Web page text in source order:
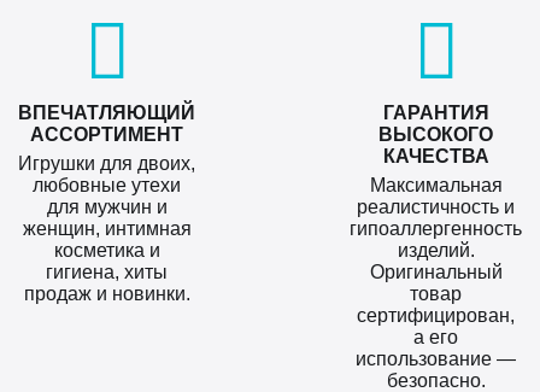
ВПЕЧАТЛЯЮЩИЙ
АССОРТИМЕНТ
Игрушки для двоих,
любовные утехи
для мужчин и
женщин, интимная
косметика и
гигиена, хиты
продаж и новинки.
ГАРАНТИЯ
ВЫСОКОГО
КАЧЕСТВА
Максимальная
реалистичность и
гипоаллергенность
изделий.
Оригинальный
товар
сертифицирован,
а его
использование —
безопасно.